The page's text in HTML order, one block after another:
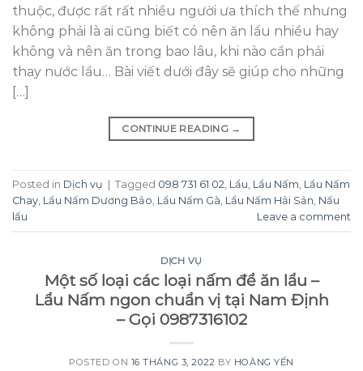
thuộc, được rất rất nhiều người ưa thích thế nhưng
không phải là ai cũng biết có nên ăn lẩu nhiều hay
không và nên ăn trong bao lâu, khi nào cần phải
thay nước lẩu… Bài viết dưới đây sẽ giúp cho những
[…]
CONTINUE READING →
Posted in Dịch vụ | Tagged 098 731 61 02 Lẩu Lẩu Nấm Lẩu Nấm
Chay Lẩu Nấm Dương Bảo Lẩu Nấm Gà Lẩu Nấm Hải Sản Nấu
lẩu
Leave a comment
DỊCH VỤ
Một số loại các loại nấm để ăn lẩu –
Lẩu Nấm ngon chuẩn vị tại Nam Định
– Gọi 0987316102
POSTED ON 16 THÁNG 3, 2022 BY HOÀNG YẾN